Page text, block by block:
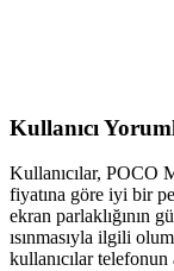
Kullanıcı
Kullanıcılar, POCO
fiyatına göre iyi bir
ekran parlaklığının
ısınmasıyla ilgili
kullanıcılar